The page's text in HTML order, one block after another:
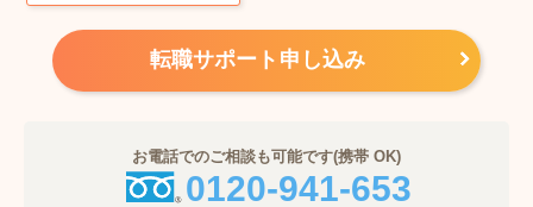
転職サポート申し込み
お電話でのご相談も可能です(携帯 OK)
0120-941-653